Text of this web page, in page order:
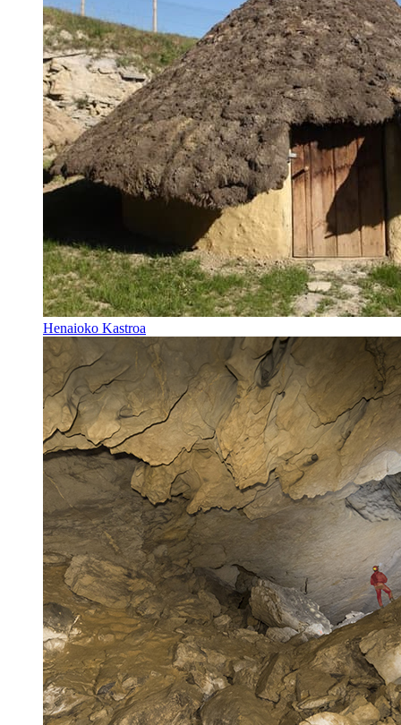
Henaioko Kastroa